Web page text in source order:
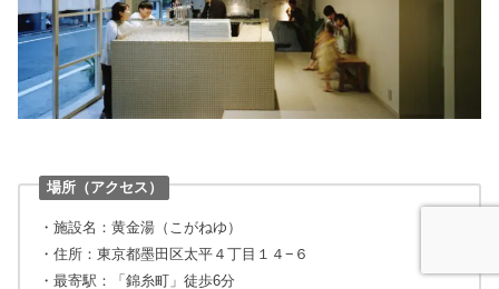
場所（アクセス）
・施設名：黄金湯（こがねゆ）
・住所：東京都墨田区太平４丁目１４−６
・最寄駅：「錦糸町」徒歩6分